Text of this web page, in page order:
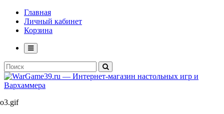
Главная
Личный кабинет
Корзина